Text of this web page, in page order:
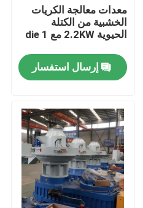
جولة في المصنع
أخبار
اطلب اقتباس
آلة بيليه الخشب الكتلة الحيوية
معدات معالجة الكريات
الخشبية من الكتلة
الحيوية 2.2KW مع 1 die
إرسال استفسار